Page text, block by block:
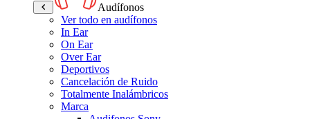
Audífonos
Ver todo en audífonos
In Ear
On Ear
Over Ear
Deportivos
Cancelación de Ruido
Totalmente Inalámbricos
Marca